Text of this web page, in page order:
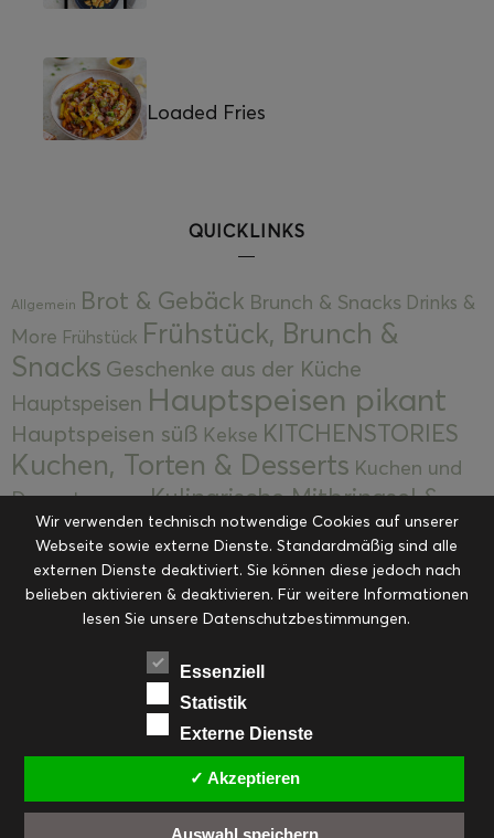
Loaded Fries
QUICKLINKS
Allgemein Brot & Gebäck Brunch & Snacks Drinks &
More Frühstück Frühstück, Brunch &
Snacks Geschenke aus der Küche
Hauptspeisen Hauptspeisen pikant
Hauptspeisen süß Kekse KITCHENSTORIES
Kuchen, Torten & Desserts Kuchen und
Desserts
Kulinarische Mitbringsel &
Eingemachtes Ohne Kategorie Ostern Resteküche
RezepteSaisonalSliderStartseite
Suppen, Salate & Vorspeisen Vorspeisen &
Vorspeisen, Salate & Suppen
Weihnachten Workshops & Events
PINTEREST
Wir verwenden technisch notwendige Cookies auf unserer
Webseite sowie externe Dienste. Standardmäßig sind alle
externen Dienste deaktiviert. Sie können diese jedoch nach
belieben aktivieren & deaktivieren. Für weitere Informationen
lesen Sie unsere Datenschutzbestimmungen.
Essenziell
Statistik
Externe Dienste
✓ Akzeptieren
Auswahl speichern